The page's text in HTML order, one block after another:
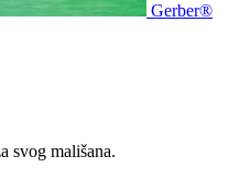
Gerber®
svog mališana.